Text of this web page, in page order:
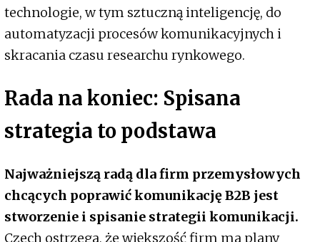
technologie, w tym sztuczną inteligencję, do
automatyzacji procesów komunikacyjnych i
skracania czasu researchu rynkowego.
Rada na koniec: Spisana
strategia to podstawa
Najważniejszą radą dla firm przemysłowych
chcących poprawić komunikację B2B jest
stworzenie i spisanie strategii komunikacji.
Czech ostrzega, że większość firm ma plany